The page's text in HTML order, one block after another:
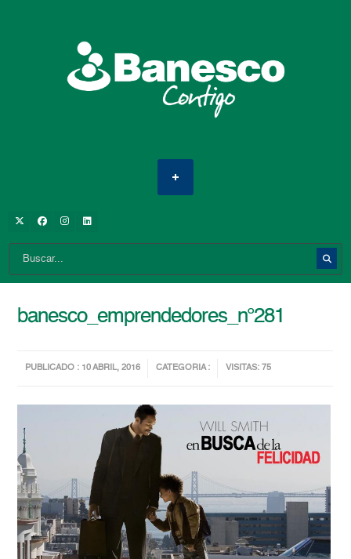
banesco_emprendedores_n°281
PUBLICADO : 10 ABRIL, 2016 CATEGORIA : VISITAS: 75